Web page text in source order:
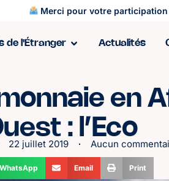
Merci pour votre
de l'Étranger Actualités
en
: l’Eco
22 juillet 2019 Aucun
WhatsApp Email Print